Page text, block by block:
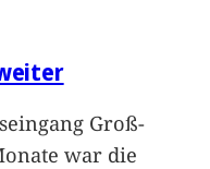
Groß-
war die